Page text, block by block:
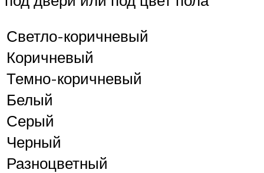
Светло-коричневый
Коричневый
Темно-коричневый
Белый
Серый
Черный
Разноцветный